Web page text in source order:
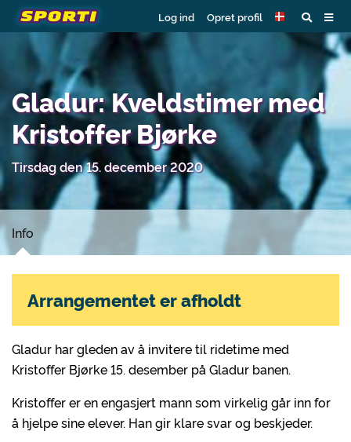
Log ind Opret profil
Gladur: Kveldstimer med
Kristoffer Bjørke
Tirsdag den 15. december 2020
Info
Gladur har gleden av å invitere til ridetime med
Kristoffer Bjørke 15. desember på Gladur banen.
Kristoffer er en engasjert mann som virkelig går inn for
å hjelpe sine elever. Han gir klare svar og beskjeder.
Arrangementet er afholdt